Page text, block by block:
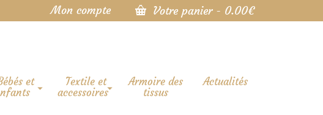
Mon compte Votre panier - 0.00€
et
Textile et
accessoires
Armoire des
tissus
Actualités